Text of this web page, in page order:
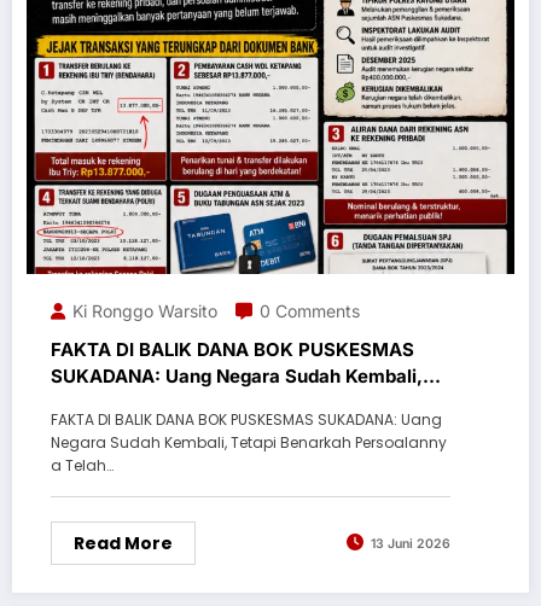
Ki Ronggo Warsito 0 Comments
FAKTA DI BALIK DANA BOK PUSKESMAS
SUKADANA: Uang Negara Sudah Kembali,
FAKTA DI BALIK DANA BOK PUSKESMAS SUKADANA: Uang
Negara Sudah Kembali, Tetapi Benarkah Persoalanny
a Telah…
Read More 13 Juni 2026